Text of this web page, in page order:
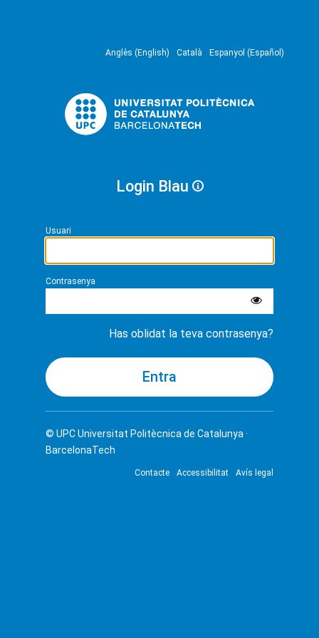
Anglès (English) Català Espanyol (Español)
Login Blau
Usuari
Contrasenya
Has oblidat la teva contrasenya?
© UPCUniversitat Politècnica de Catalunya ·
BarcelonaTech
Contacte Accessibilitat Avís legal